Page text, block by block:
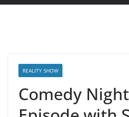
REALITY SHOW
Comedy